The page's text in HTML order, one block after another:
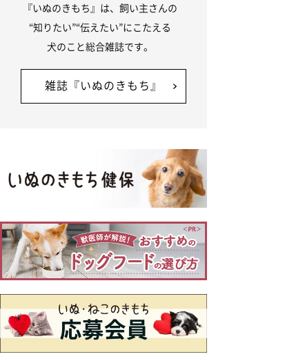
『いぬのきもち』は、飼い主さんの
“知りたい”“伝えたい”にこたえる
犬のこと総合雑誌です。
雑誌『いぬのきもち』